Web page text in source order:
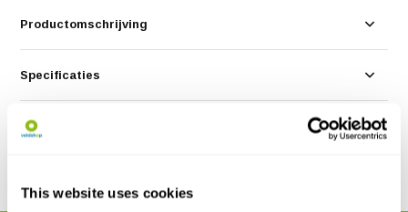
This website uses cookies
Productomschrijving
Specificaties
Reviews